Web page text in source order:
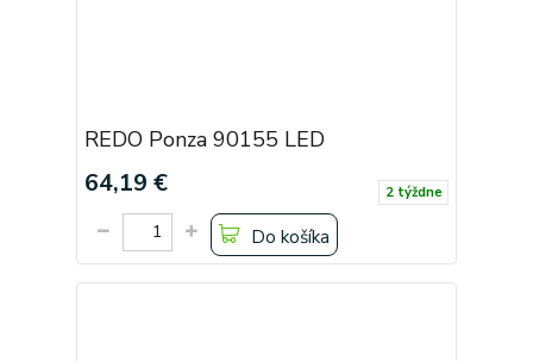
REDO Ponza 90155 LED
64,19 € 2 týždne
Do košíka